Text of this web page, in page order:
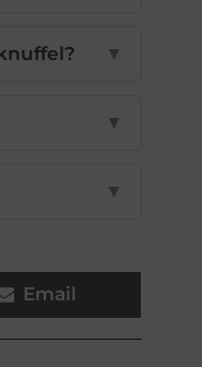
▼
▼
▼
Email